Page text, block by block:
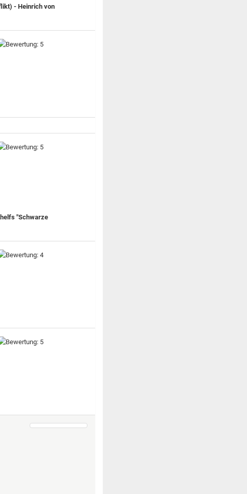
- Heinrich von
"Schwarze